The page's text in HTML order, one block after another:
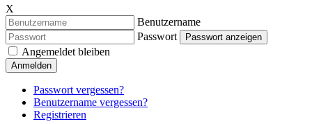
X
Benutzername
Passwort
Passwort anzeigen
Angemeldet bleiben
Anmelden
Passwort vergessen?
Benutzername vergessen?
Registrieren